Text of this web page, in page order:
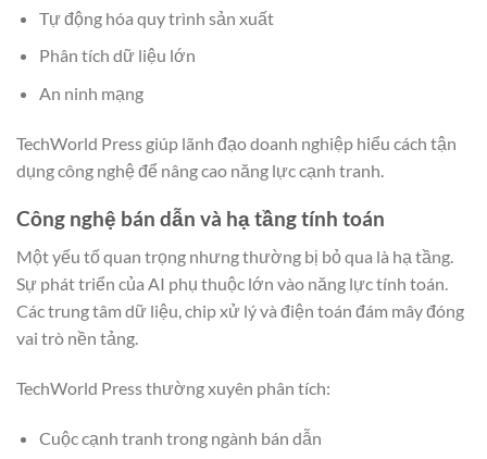
Tự động hóa quy trình sản xuất
Phân tích dữ liệu lớn
An ninh mạng
TechWorld Press giúp lãnh đạo doanh nghiệp hiểu cách tận
dụng công nghệ để nâng cao năng lực cạnh tranh.
Công nghệ bán dẫn và hạ tầng tính toán
Một yếu tố quan trọng nhưng thường bị bỏ qua là hạ tầng.
Sự phát triển của AI phụ thuộc lớn vào năng lực tính toán.
Các trung tâm dữ liệu, chip xử lý và điện toán đám mây đóng
vai trò nền tảng.
TechWorld Press thường xuyên phân tích:
Cuộc cạnh tranh trong ngành bán dẫn